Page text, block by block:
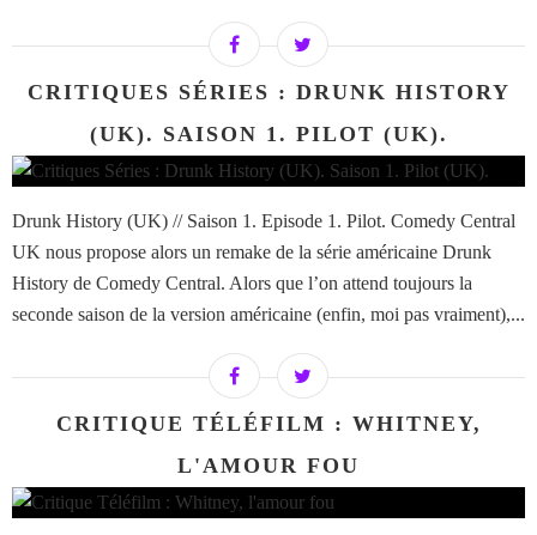
CRITIQUES SÉRIES : DRUNK HISTORY
(UK). SAISON 1. PILOT (UK).
Drunk History (UK) // Saison 1. Episode 1. Pilot. Comedy Central
UK nous propose alors un remake de la série américaine Drunk
History de Comedy Central. Alors que l’on attend toujours la
seconde saison de la version américaine (enfin, moi pas vraiment),...
CRITIQUE TÉLÉFILM : WHITNEY,
L'AMOUR FOU